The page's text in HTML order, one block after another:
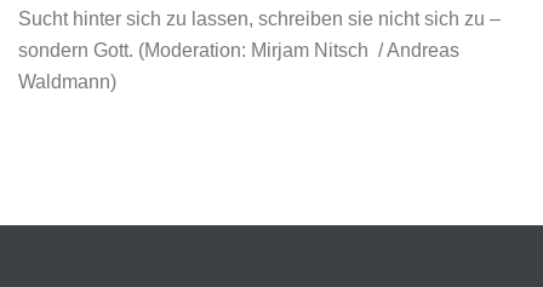
Sucht hinter sich zu lassen, schreiben sie nicht sich zu –
sondern Gott. (Moderation: Mirjam Nitsch / Andreas
Waldmann)